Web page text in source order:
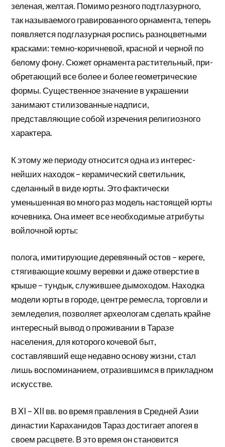
зеленая, желтая. Помимо резного подтлазурного,
так называемого гравированного орнамента, теперь
появляется подглазурная роспись разноцветными
красками: темно-коричневой, красной и черной по
белому фону. Сюжет орнамента растительный, при­
обретающий все более и более геометрические
фор­мы. Существенное значение в украшении
занимают стилизованные надписи,
представляющие собой из­речения религиозного
характера.
К этому же периоду относится одна из интерес­
нейших находок – керамический светильник,
сделан­ный в виде юрты. Это фактически
уменьшенная во много раз модель настоящей юрты
кочевника. Она имеет все необходимые атрибуты
войлочной юрты:
полога, имитирующие деревянный остов – кереге,
стягивающие кошму веревки и даже отверстие в
крыше – тундык, служившее дымоходом. Находка
модели юрты в городе, центре ремесла, торговли и
земледелия, позволяет археологам сделать крайне
интересный вывод о проживании в Таразе
населения, для которого кочевой быт,
составлявший еще недавно основу жизни, стал
лишь воспоминанием, отразив­шимся в прикладном
искусстве.
В XI – XII вв. во время правления в Средней Азии
династии Караханидов Тараз достигает апогея в
своем расцвете. В это время он становится